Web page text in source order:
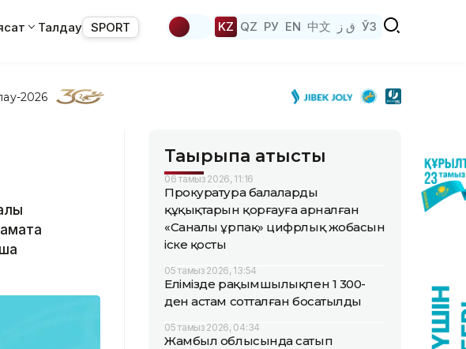
Талдау SPORT KZ QZ РУ EN 中文 ق ز ЎЗ
2026
Тақырыпқа қатысты
06 тамыз 2026, 11:16
Прокуратура балалардың
құқықтарын қорғауға арналған
«Саналы ұрпақ» цифрлық жобасын
іске қосты
05 тамыз 2026, 13:54
Елімізде рақымшылықпен 1 300-
ден астам сотталған босатылды
05 тамыз 2026, 04:34
Жамбыл облысында сатып